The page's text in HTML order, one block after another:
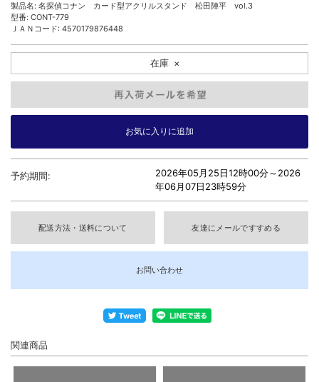
製品名: 名探偵コナン カード型アクリルスタンド 松田陣平 vol.3
型番: CONT-779
ＪＡＮコード: 4570179876448
在庫 ×
予約期間: 2026年05月25日12時00分～2026
年06月07日23時59分
配送方法・送料について 友達にメールですすめる
お問い合わせ
関連商品